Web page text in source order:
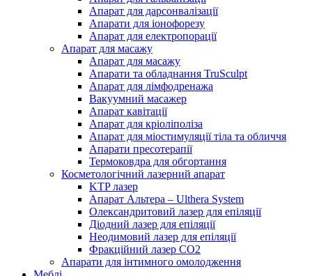
Апарат для дарсонвалізації
Апарати для іонофорезу
Апарат для електропорації
Апарат для масажу
Апарат для масажу
Апарати та обладнання TruSculpt
Апарат для лімфодренажа
Вакуумний масажер
Aпарат кавітації
Апарат для кріоліполіза
Апарат для міостимуляції тіла та обличчя
Aпарати пресотерапії
Термоковдра для обгортання
Косметологічний лазерний апарат
KTP лазер
Апарат Альтера – Ulthera System
Олександритовий лазер для епіляції
Діодний лазер для епіляції
Неодимовий лазер для епіляції
Фракційний лазер СО2
Апарати для інтимного омолодження